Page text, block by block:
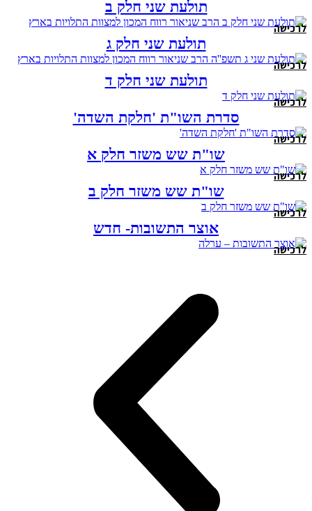
תולעת שני חלק ב
לרכישה
תולעת שני חלק ג
לרכישה
תולעת שני חלק ד
לרכישה
סדרת השו"ת 'חלקת השדה'
לרכישה
שו"ת שש משזר חלק א
לרכישה
שו"ת שש משזר חלק ב
לרכישה
אוצר התשובות- חדש
לרכישה